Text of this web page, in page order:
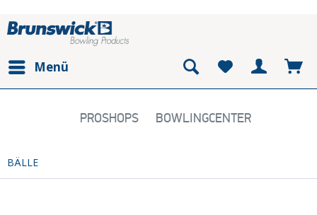
Menü
PROSHOPS BOWLINGCENTER
BÄLLE